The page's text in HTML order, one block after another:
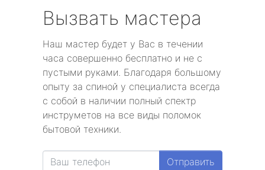
Вызвать мастера
Наш мастер будет у Вас в течении
часа совершенно бесплатно и не с
пустыми руками. Благодаря большому
опыту за спиной у специалиста всегда
с собой в наличии полный спектр
инструметов на все виды поломок
бытовой техники.
Отправить